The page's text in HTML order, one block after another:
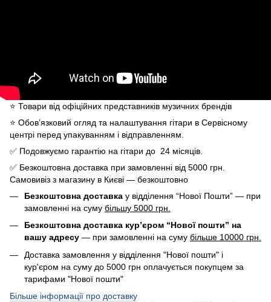
⭐️ Товари від офіційних представників музичних брендів
⭐️ Обов’язковий огляд та налаштування гітари в Сервісному
центрі перед упакуванням і відправленням.
✅ Подовжуємо гарантію на гітари до 24 місяців.
✅ Безкоштовна доставка при замовленні від 5000 грн.
Самовивіз з магазину в Києві — безкоштовно
Безкоштовна доставка у відділення “Нової Пошти” — при
замовленні на суму більшу 5000 грн.
Безкоштовна доставка кур’єром “Нової пошти” на
вашу адресу — при замовленні на суму більше 10000 грн.
Доставка замовлення у відділення "Нової пошти" і
кур'єром на суму до 5000 грн оплачується покупцем за
тарифами "Нової пошти"
Більше інформації про доставку